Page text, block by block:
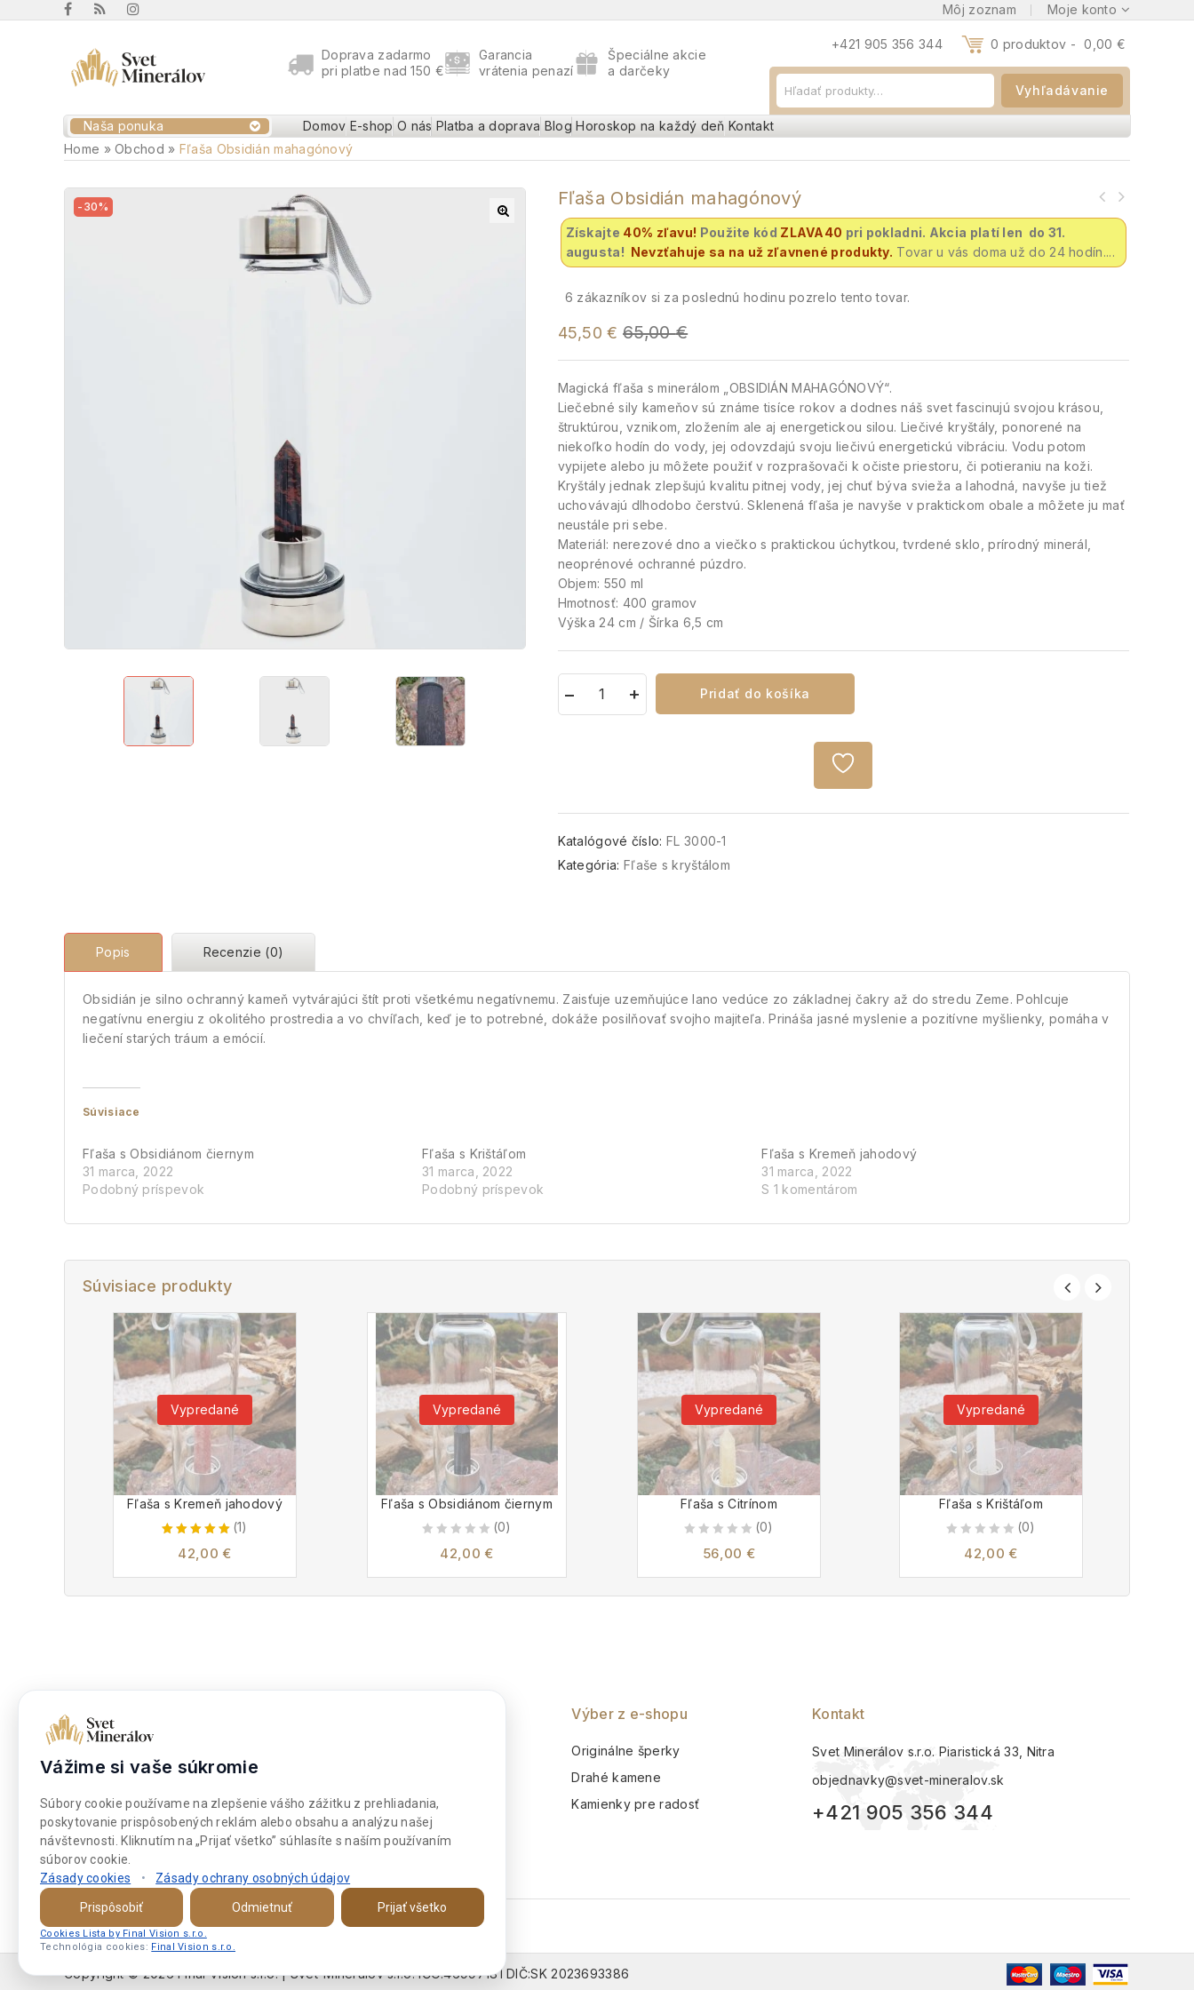
Môj zoznam Moje konto
Doprava zadarmo
pri platbe nad 150 €
Garancia
vrátenia penazí
Špeciálne akcie
a darčeky
+421 905 356 344 0 produktov - 0,00 €
Vyhľadávanie
Naša ponuka Domov E-shop O nás Platba a doprava Blog Horoskop na každý deň Kontakt
Home »Obchod » Fľaša Obsidián mahagónový
-30% Fľaša Obsidián mahagónový
Získajte 40% zľavu! Použite kód ZLAVA40 pri pokladni. Akcia platí len do 31.
augusta! Nevzťahuje sa na už zľavnené produkty. Tovar u vás doma už do 24 hodín....
6 zákazníkov si za poslednú hodinu pozrelo tento tovar.
45,50€ 65,00€
Magická fľaša s minerálom „OBSIDIÁN MAHAGÓNOVÝ“.
Liečebné sily kameňov sú známe tisíce rokov a dodnes náš svet fascinujú svojou krásou,
štruktúrou, vznikom, zložením ale aj energetickou silou. Liečivé kryštály, ponorené na
niekoľko hodín do vody, jej odovzdajú svoju liečivú energetickú vibráciu. Vodu potom
vypijete alebo ju môžete použiť v rozprašovači k očiste priestoru, či potieraniu na koži.
Kryštály jednak zlepšujú kvalitu pitnej vody, jej chuť býva svieža a lahodná, navyše ju tiež
uchovávajú dlhodobo čerstvú. Sklenená fľaša je navyše v praktickom obale a môžete ju mať
neustále pri sebe.
Materiál: nerezové dno a viečko s praktickou úchytkou, tvrdené sklo, prírodný minerál,
neoprénové ochranné púzdro.
Objem: 550 ml
Hmotnosť: 400 gramov
Výška 24 cm / Šírka 6,5 cm
Pridať do košíka
Katalógové číslo: FL 3000-1
Kategória: Fľaše s kryštálom
Popis Recenzie (0)
Obsidián je silno ochranný kameň vytvárajúci štít proti všetkému negatívnemu. Zaisťuje uzemňujúce lano vedúce zo základnej čakry až do stredu Zeme. Pohlcuje
negatívnu energiu z okolitého prostredia a vo chvíľach, keď je to potrebné, dokáže posilňovať svojho majiteľa. Prináša jasné myslenie a pozitívne myšlienky, pomáha v
liečení starých tráum a emócií.
Súvisiace
Fľaša s Obsidiánom čiernym
31 marca, 2022
Podobný príspevok
Fľaša s Krištáľom
31 marca, 2022
Podobný príspevok
Fľaša s Kremeň jahodový
31 marca, 2022
S 1 komentárom
Súvisiace produkty
Vypredané
Fľaša s Kremeň jahodový
(1)
42,00 €
Vypredané
Fľaša s Obsidiánom čiernym
(0)
42,00 €
Vypredané
Fľaša s Citrínom
(0)
56,00 €
Vypredané
Fľaša s Krištáľom
(0)
42,00 €
Dokumenty
Súbory cookies
Platba a doprava
Pokladňa
Výber z e-shopu
Originálne šperky
Drahé kamene
Kamienky pre radosť
Kontakt
Svet Minerálov s.r.o. Piaristická 33, Nitra
objednavky@svet-mineralov.sk
+421 905 356 344
Copyright © 2026 Final Vision s.r.o. | Svet-Mineralov s.r.o. IČO:46997181 DIČ:SK 2023693386
Vážime si vaše súkromie
Súbory cookie používame na zlepšenie vášho zážitku z prehliadania,
poskytovanie prispôsobených reklám alebo obsahu a analýzu našej
návštevnosti. Kliknutím na „Prijať všetko” súhlasíte s naším používaním
súborov cookie.
Zásady cookies
• Zásady ochrany osobných údajov
Prispôsobiť Odmietnuť Prijať všetko
Cookies Lista by Final Vision s.r.o.
Technológia cookies: Final Vision s.r.o.